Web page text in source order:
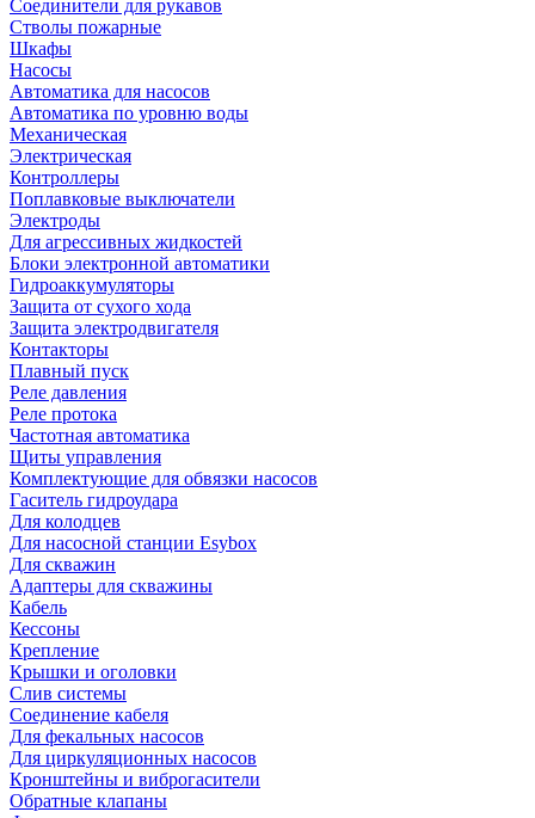
Соединители для рукавов
Стволы пожарные
Шкафы
Насосы
Автоматика для насосов
Автоматика по уровню воды
Механическая
Электрическая
Контроллеры
Поплавковые выключатели
Электроды
Для агрессивных жидкостей
Блоки электронной автоматики
Гидроаккумуляторы
Защита от сухого хода
Защита электродвигателя
Контакторы
Плавный пуск
Реле давления
Реле протока
Частотная автоматика
Щиты управления
Комплектующие для обвязки насосов
Гаситель гидроудара
Для колодцев
Для насосной станции Esybox
Для скважин
Адаптеры для скважины
Кабель
Кессоны
Крепление
Крышки и оголовки
Слив системы
Соединение кабеля
Для фекальных насосов
Для циркуляционных насосов
Кронштейны и виброгасители
Обратные клапаны